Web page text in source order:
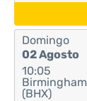
Domingo
02 Agosto
10:05
Birmingham
(BHX)